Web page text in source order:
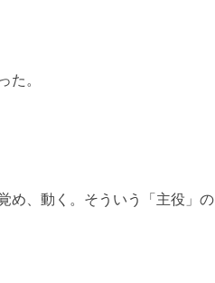
。
め、動く。そういう「主役」の